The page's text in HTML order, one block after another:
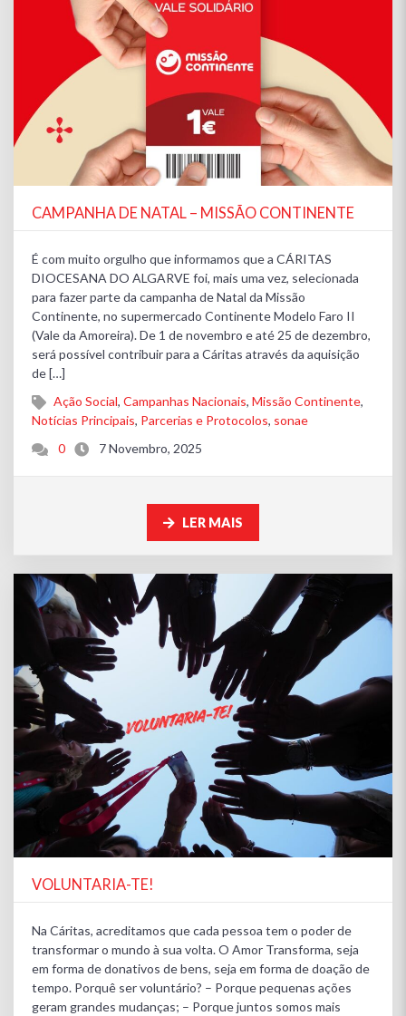
CAMPANHA DE NATAL – MISSÃO CONTINENTE
É com muito orgulho que informamos que a CÁRITAS
DIOCESANA DO ALGARVE foi, mais uma vez, selecionada
para fazer parte da campanha de Natal da Missão
Continente, no supermercado Continente Modelo Faro II
(Vale da Amoreira). De 1 de novembro e até 25 de dezembro,
será possível contribuir para a Cáritas através da aquisição
de […]
Ação Social,Campanhas Nacionais,Missão Continente,
Notícias Principais, Parcerias e Protocolos, sonae
0
7 Novembro, 2025
LER MAIS
VOLUNTARIA-TE!
Na Cáritas, acreditamos que cada pessoa tem o poder de
transformar o mundo à sua volta. O Amor Transforma, seja
em forma de donativos de bens, seja em forma de doação de
tempo. Porquê ser voluntário? – Porque pequenas ações
geram grandes mudanças; – Porque juntos somos mais